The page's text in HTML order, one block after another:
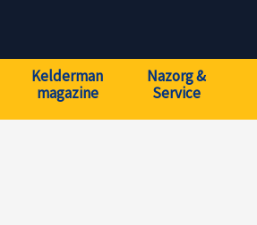
Kelderman
magazine
Nazorg &
Service